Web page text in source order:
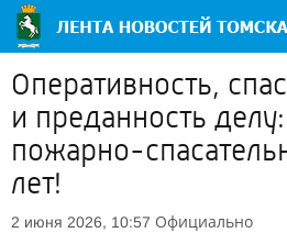
Оперативность,
и преданность
пожарно-
лет!
2 июня 2026, 10:57 Официально